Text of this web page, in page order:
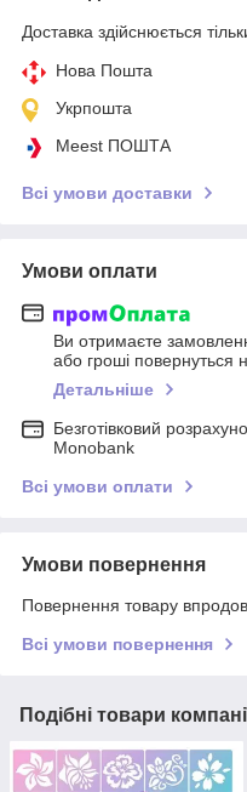
Доставка здійснюється
Нова Пошта
Укрпошта
Meest ПОШТА
Всі умови доставки
Умови оплати
Ви отримаєте
або гроші повернуться
Детальніше
Безготівковий
Monobank
Всі умови оплати
Умови повернення
Повернення товару
Всі умови повернення
Подібні товари